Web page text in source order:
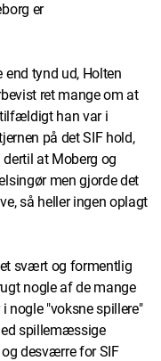
er
end tynd ud, Holten
ret mange om at
han var i
på det SIF hold,
at Moberg og
men gjorde det
så heller ingen oplagt
svært og formentlig
nogle af de mange
nogle "voksne spillere"
spillemæssige
desværre for SIF